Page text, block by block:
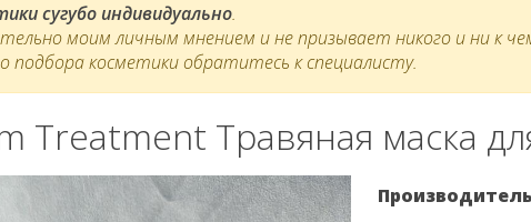
сугубо индивидуально.
моим личным мнением и не призывает никого и ни к
подбора косметики обратитесь к специалисту.
Treatment Травяная маска